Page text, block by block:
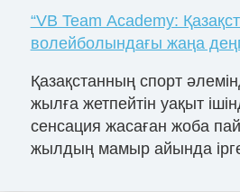
“VB Team Academy:
волейболындағы жаңа
Қазақстанның спорт
жылға жетпейтін уақыт
сенсация жасаған жоба
жылдың мамыр айында